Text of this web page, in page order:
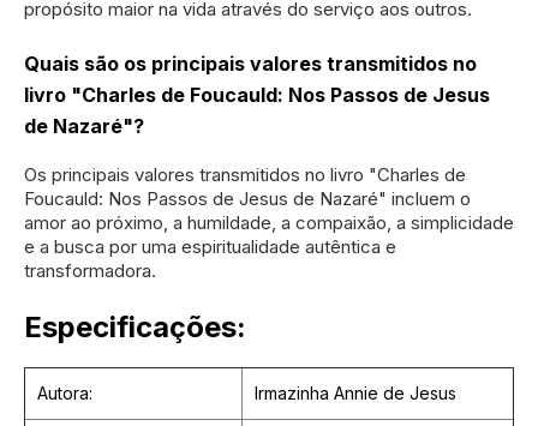
propósito maior na vida através do serviço aos outros.
Quais são os principais valores transmitidos no
livro "Charles de Foucauld: Nos Passos de Jesus
de Nazaré"?
Os principais valores transmitidos no livro "Charles de
Foucauld: Nos Passos de Jesus de Nazaré" incluem o
amor ao próximo, a humildade, a compaixão, a simplicidade
e a busca por uma espiritualidade autêntica e
transformadora.
Especificações:
Autora: Irmazinha Annie de Jesus